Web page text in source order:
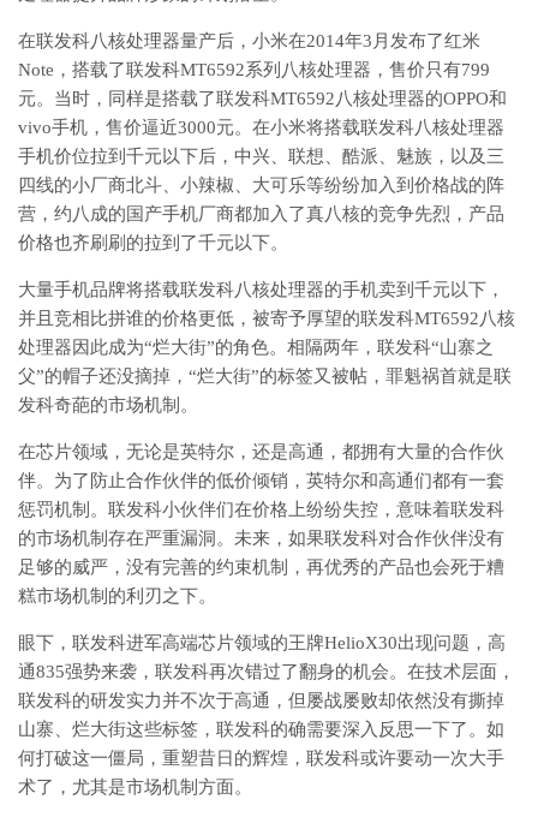
在联发科八核处理器量产后，小米在2014年3月发布了红米
Note，搭载了联发科MT6592系列八核处理器，售价只有799
元。当时，同样是搭载了联发科MT6592八核处理器的OPPO和
vivo手机，售价逼近3000元。在小米将搭载联发科八核处理器
手机价位拉到千元以下后，中兴、联想、酷派、魅族，以及三
四线的小厂商北斗、小辣椒、大可乐等纷纷加入到价格战的阵
营，约八成的国产手机厂商都加入了真八核的竞争先烈，产品
价格也齐刷刷的拉到了千元以下。
大量手机品牌将搭载联发科八核处理器的手机卖到千元以下，
并且竞相比拼谁的价格更低，被寄予厚望的联发科MT6592八核
处理器因此成为“烂大街”的角色。相隔两年，联发科“山寨之
父”的帽子还没摘掉，“烂大街”的标签又被帖，罪魁祸首就是联
发科奇葩的市场机制。
在芯片领域，无论是英特尔，还是高通，都拥有大量的合作伙
伴。为了防止合作伙伴的低价倾销，英特尔和高通们都有一套
惩罚机制。联发科小伙伴们在价格上纷纷失控，意味着联发科
的市场机制存在严重漏洞。未来，如果联发科对合作伙伴没有
足够的威严，没有完善的约束机制，再优秀的产品也会死于糟
糕市场机制的利刃之下。
眼下，联发科进军高端芯片领域的王牌HelioX30出现问题，高
通835强势来袭，联发科再次错过了翻身的机会。在技术层面，
联发科的研发实力并不次于高通，但屡战屡败却依然没有撕掉
山寨、烂大街这些标签，联发科的确需要深入反思一下了。如
何打破这一僵局，重塑昔日的辉煌，联发科或许要动一次大手
术了，尤其是市场机制方面。